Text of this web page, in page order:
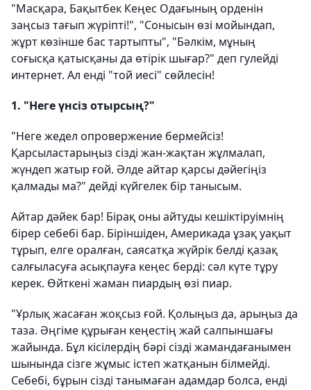
"Масқара, Бақытбек Кеңес Одағының орденін
заңсыз тағып жүріпті!", "Сонысын өзі мойындап,
жұрт көзінше бас тартыпты", "Бәлкім, мұның
соғысқа қатысқаны да өтірік шығар?" деп гулейді
интернет. Ал енді "той иесі" сөйлесін!
1. "Неге үнсіз отырсың?"
"Неге жедел опровержение бермейсіз!
Қарсыластарыңыз сізді жан-жақтан жұлмалап,
жүндеп жатыр ғой. Әлде айтар қарсы дәйегіңіз
қалмады ма?" дейді күйгелек бір танысым.
Айтар дәйек бар! Бірақ оны айтуды кешіктіруімнің
бірер себебі бар. Біріншіден, Америкада ұзақ уақыт
тұрып, елге оралған, саясатқа жүйрік белді қазақ
салғыласуға асықпауға кеңес берді: сәл күте тұру
керек. Өйткені жаман пиардың өзі пиар.
"Ұрлық жасаған жоқсыз ғой. Қолыңыз да, арыңыз да
таза. Әңгіме құрыған кеңестің жай салпыншағы
жайында. Бұл кісілердің бәрі сізді жамандағанымен
шынында сізге жұмыс істеп жатқанын білмейді.
Себебі, бұрын сізді танымаған адамдар болса, енді